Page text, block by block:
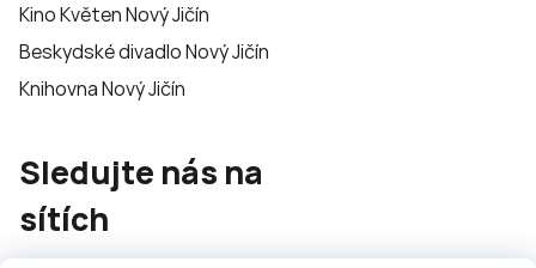
Kino Květen Nový Jičín
Beskydské divadlo Nový Jičín
Knihovna Nový Jičín
Sledujte nás na
sítích